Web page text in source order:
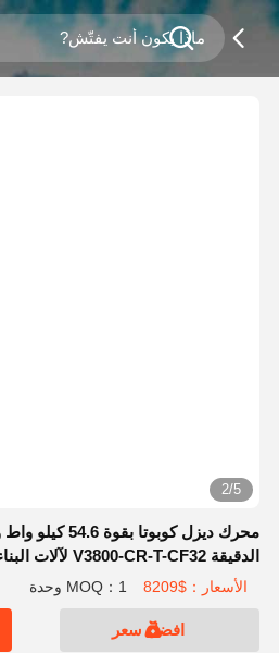
2/5
الدقيقة V3800-CR-T-CF32 لآلات البناء
الأسعار：$8209 MOQ：1 وحدة
افضل سعر